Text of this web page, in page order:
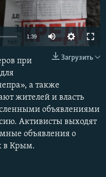
1:39
Загрузить
при
а также
жителей и власть
объявлениями
Активисты выходят
объявления о
в Крым.